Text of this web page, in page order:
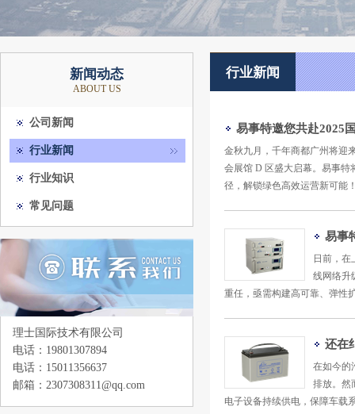
新闻动态
ABOUT US
公司新闻
行业新闻
行业知识
常见问题
理士国际技术有限公司
电话：19801307894
电话：15011356637
邮箱：2307308311@qq.com
行业新闻
易事特邀您共赴2025
金秋九月，千年商都广州将迎
会展馆 D 区盛大启幕。易事特
径，解锁绿色高效运营新可能
易事
日前，在
线网络升
重任，亟需构建高可靠、弹性
还在
在如今的
排放。然
电子设备持续供电，保障车载